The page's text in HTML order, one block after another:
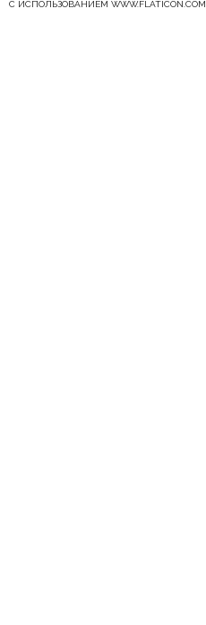
С ИСПОЛЬЗОВАНИЕМ WWW.FLATICON.COM